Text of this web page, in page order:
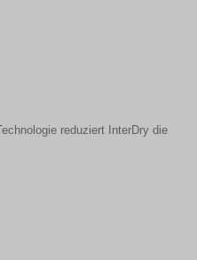
reduziert InterDry die